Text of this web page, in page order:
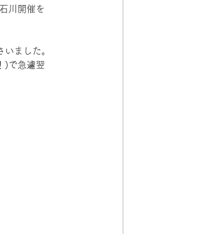
川開催を
ました。
)で急遽翌